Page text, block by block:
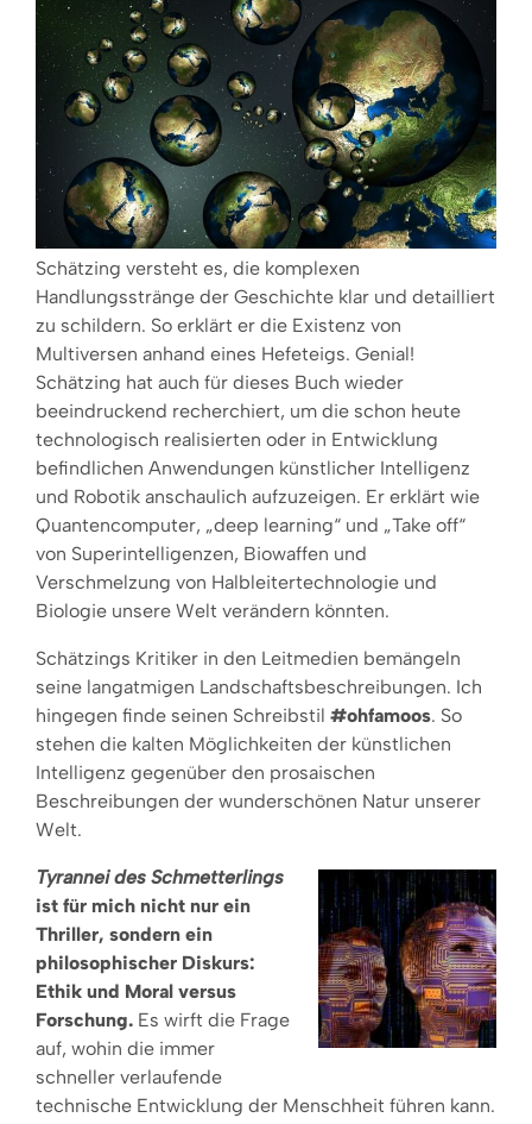
Schätzing versteht es, die komplexen
Handlungsstränge der Geschichte klar und detailliert
zu schildern. So erklärt er die Existenz von
Multiversen anhand eines Hefeteigs. Genial!
Schätzing hat auch für dieses Buch wieder
beeindruckend recherchiert, um die schon heute
technologisch realisierten oder in Entwicklung
befindlichen Anwendungen künstlicher Intelligenz
und Robotik anschaulich aufzuzeigen. Er erklärt wie
Quantencomputer, „deep learning“ und „Take off“
von Superintelligenzen, Biowaffen und
Verschmelzung von Halbleitertechnologie und
Biologie unsere Welt verändern könnten.
Schätzings Kritiker in den Leitmedien bemängeln
seine langatmigen Landschaftsbeschreibungen. Ich
hingegen finde seinen Schreibstil #ohfamoos. So
stehen die kalten Möglichkeiten der künstlichen
Intelligenz gegenüber den prosaischen
Beschreibungen der wunderschönen Natur unserer
Welt.
Tyrannei des Schmetterlings
ist für mich nicht nur ein
Thriller, sondern ein
philosophischer Diskurs:
Ethik und Moral versus
Forschung. Es wirft die Frage
auf, wohin die immer
schneller verlaufende
technische Entwicklung der Menschheit führen kann.